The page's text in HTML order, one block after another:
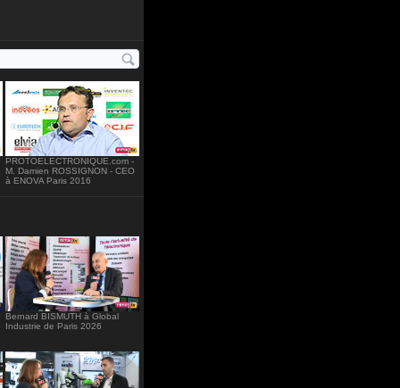
PROTOELECTRONIQUE.com -
M. Damien ROSSIGNON - CEO
à ENOVA Paris 2016
Bernard BISMUTH à Global
Industrie de Paris 2026